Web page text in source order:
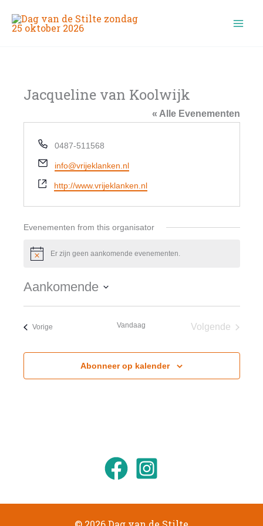
naar
Jacqueline van Koolwijk
« Alle Evenementen
Telefoon
0487-511568
E-
info@vrijeklanken.nl
Website
http://www.vrijeklanken.nl
Evenementen from this organisator
BerichtEr zijn geen aankomende evenementen.
Aankomende
Selecteer
eenVorigeEvenementen Vandaag
Volgende
Abonneer op kalender